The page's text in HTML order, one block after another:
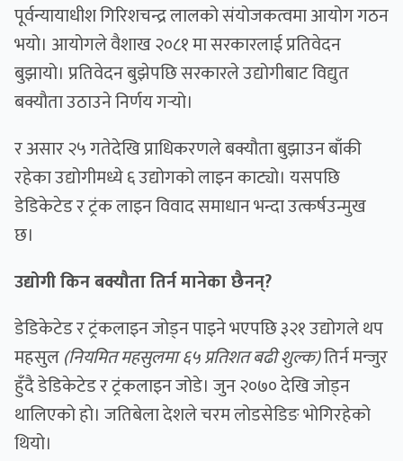
पूर्वन्यायाधीश गिरिशचन्द्र लालको संयोजकत्वमा आयोग गठन
भयो। आयोगले वैशाख २०८१ मा सरकारलाई प्रतिवेदन
बुझायो। प्रतिवेदन बुझेपछि सरकारले उद्योगीबाट विद्युत
बक्यौता उठाउने निर्णय गर्‍यो।
र असार २५ गतेदेखि प्राधिकरणले बक्यौता बुझाउन बाँकी
रहेका उद्योगीमध्ये ६ उद्योगको लाइन काट्यो। यसपछि
डेडिकेटेड र ट्रंक लाइन विवाद समाधान भन्दा उत्कर्षउन्मुख
छ।
उद्योगी किन बक्यौता तिर्न मानेका छैनन्?
डेडिकेटेड र ट्रंकलाइन जोड्न पाइने भएपछि ३२१ उद्योगले थप
महसुल(नियमित महसुलमा ६५ प्रतिशत बढी शुल्क)तिर्न मन्जुर
हुँदै डेडिकेटेड र ट्रंकलाइन जोडे। जुन २०७० देखि जोड्न
थालिएको हो। जतिबेला देशले चरम लोडसेडिङ भोगिरहेको
थियो।